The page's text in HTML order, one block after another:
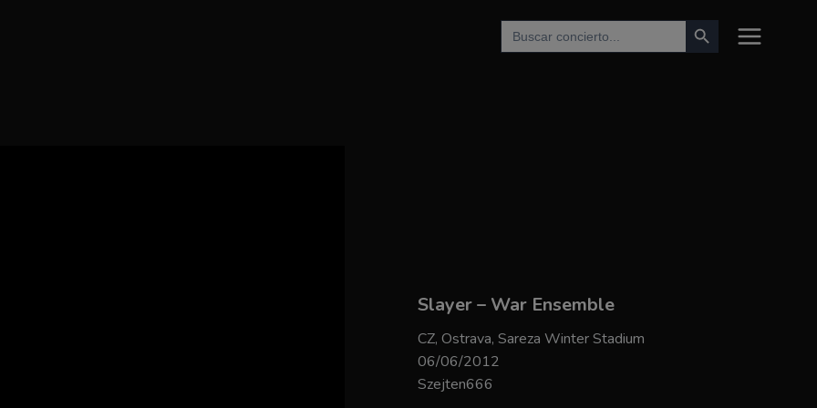
Buscar: Botón de búsqueda
Slayer – War Ensemble
CZ, Ostrava, Sareza Winter Stadium
06/06/2012
Szejten666